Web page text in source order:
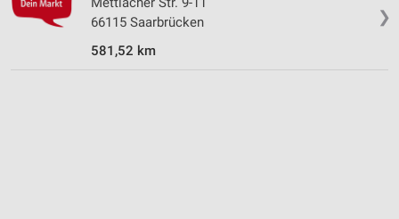
❯
66115 Saarbrücken
581,52 km
von Inhalten
Verwendung von Profilen zur Auswahl
personalisierter Inhalte